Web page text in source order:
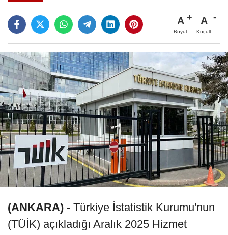
A
Büyüt
A
Küçült
(ANKARA) - Türkiye İstatistik Kurumu'nun
(TÜİK) açıkladığı Aralık 2025 Hizmet